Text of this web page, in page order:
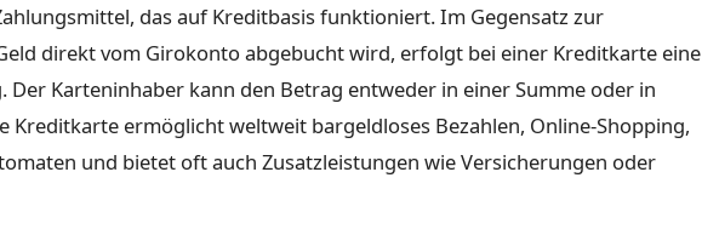
das auf Kreditbasis funktioniert. Im Gegensatz zur
direkt vom Girokonto abgebucht wird, erfolgt bei einer Kreditkarte eine
Der Karteninhaber kann den Betrag entweder in einer Summe oder in
Kreditkarte ermöglicht weltweit bargeldloses Bezahlen, Online-Shopping,
und bietet oft auch Zusatzleistungen wie Versicherungen oder